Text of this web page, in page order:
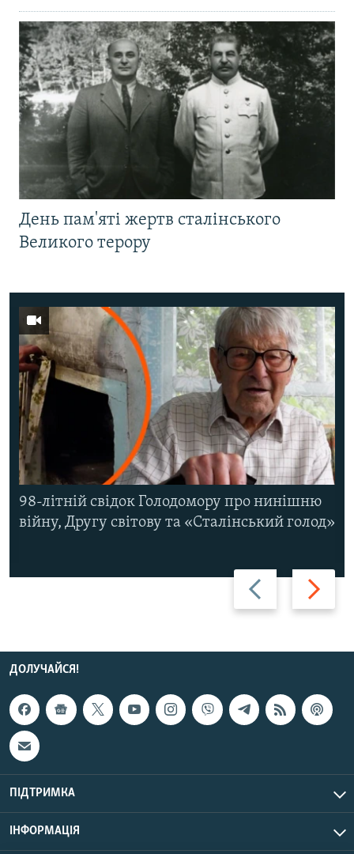
День пам'яті жертв сталінського
Великого терору
Назад Вперед
98-літній свідок Голодомору про нинішню
війну, Другу світову та «Сталінський голод»
ДОЛУЧАЙСЯ!
ПІДТРИМКА
ІНФОРМАЦІЯ